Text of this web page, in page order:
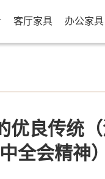
客厅家具 办公家具
优良传统
全会精神）